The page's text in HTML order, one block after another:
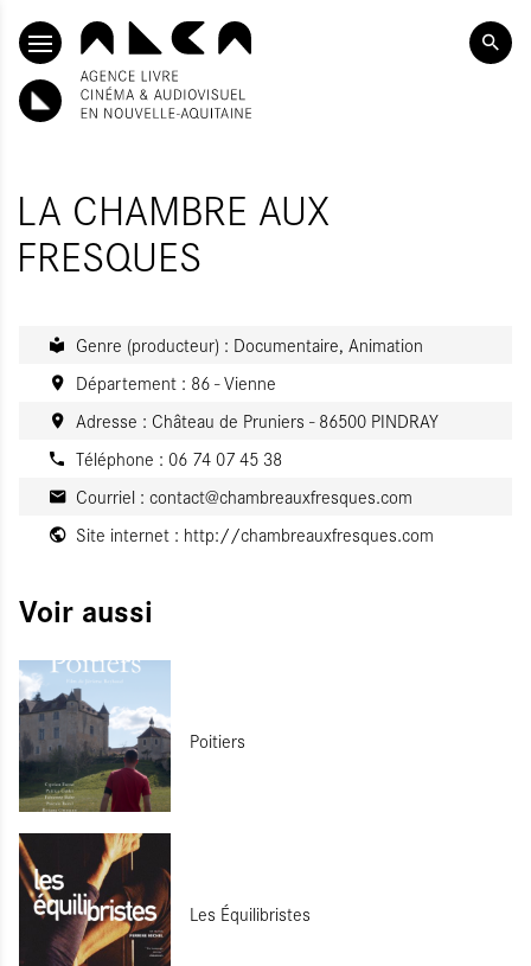
ALLER AU CONTENU PRINCIPAL
LA CHAMBRE AUX
FRESQUES
Genre (producteur) : Documentaire, Animation
Département : 86 - Vienne
Adresse : Château de Pruniers - 86500 PINDRAY
Téléphone : 06 74 07 45 38
Courriel : contact@chambreauxfresques.com
Site internet : http://chambreauxfresques.com
Voir aussi
Poitiers
Les Équilibristes